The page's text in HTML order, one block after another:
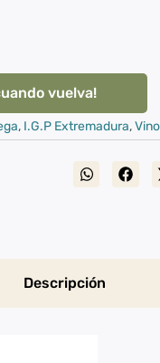
vuelva!
, I.G.P Extremadura,
Descripción